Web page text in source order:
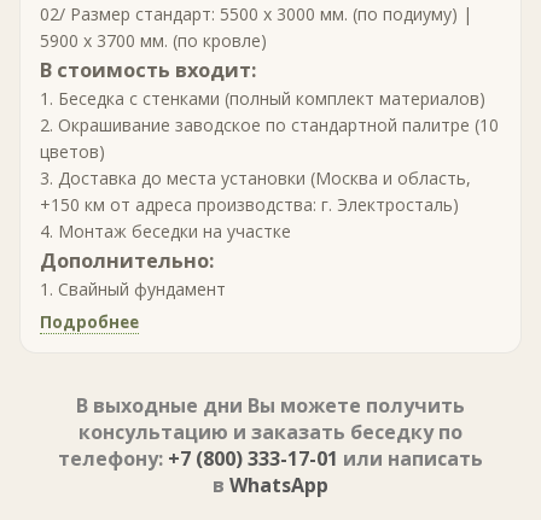
02/ Размер стандарт: 5500 х 3000 мм. (по подиуму) |
5900 х 3700 мм. (по кровле)
В стоимость входит:
1. Беседка с стенками (полный комплект материалов)
2. Окрашивание заводское по стандартной палитре (10
цветов)
3. Доставка до места установки (Москва и область,
+150 км от адреса производства: г. Электросталь)
4. Монтаж беседки на участке
Дополнительно:
1. Свайный фундамент
Подробнее
В выходные дни Вы можете получить
консультацию и заказать беседку по
телефону: +7 (800) 333-17-01 или написать
в WhatsApp